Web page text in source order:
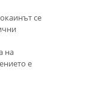
се
на
е